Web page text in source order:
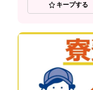
キープする